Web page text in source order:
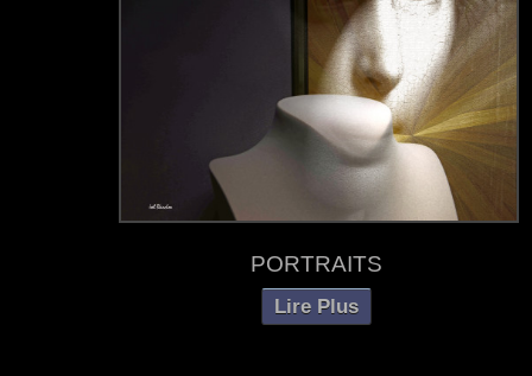
PORTRAITS
Lire Plus